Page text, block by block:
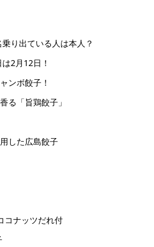
り出ている人は本人？
2月12日！
ンボ餃子！
る「旨鶏餃子」
した広島餃子
コナッツだれ付